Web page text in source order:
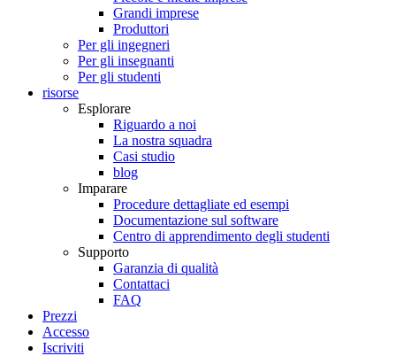
Grandi imprese
Produttori
Per gli ingegneri
Per gli insegnanti
Per gli studenti
risorse
Esplorare
Riguardo a noi
La nostra squadra
Casi studio
blog
Imparare
Procedure dettagliate ed esempi
Documentazione sul software
Centro di apprendimento degli studenti
Supporto
Garanzia di qualità
Contattaci
FAQ
Prezzi
Accesso
Iscriviti